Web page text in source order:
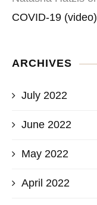
COVID-19 (video)
ARCHIVES
July 2022
June 2022
May 2022
April 2022